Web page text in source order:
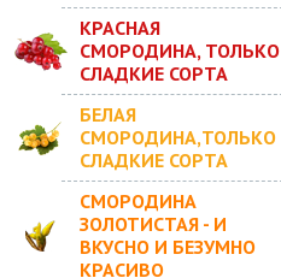
КРАСНАЯ
СМОРОДИНА, ТОЛЬКО
СЛАДКИЕ СОРТА
БЕЛАЯ
СМОРОДИНА,ТОЛЬКО
СЛАДКИЕ СОРТА
СМОРОДИНА
ЗОЛОТИСТАЯ - И
ВКУСНО И БЕЗУМНО
КРАСИВО